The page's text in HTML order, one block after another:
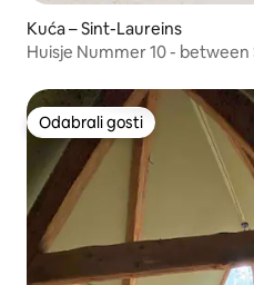
Kuća – Sint-Laureins
Huisje Nummer 10 -
Odabrali gosti
Odabrali gosti